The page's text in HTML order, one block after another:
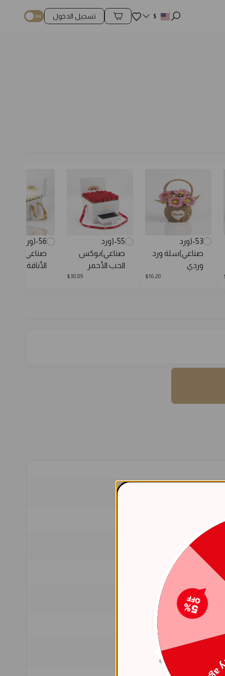
$ المفضلة
محتويات السلة
تسجيل الدخول
53-(ورد
صناعي)سلة ورد
وردي
16.20
$
55-(ورد
صناعي)بوكس
الحب الأحمر
38.89
$
56-(ورد
صناعي)بوكس
الأناقة البيضاء